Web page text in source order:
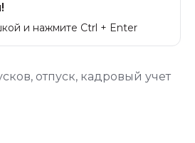
и нажмите Ctrl + Enter
, отпуск, кадровый учет